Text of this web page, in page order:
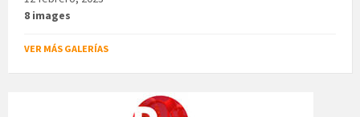
8 images
VER MÁS GALERÍAS